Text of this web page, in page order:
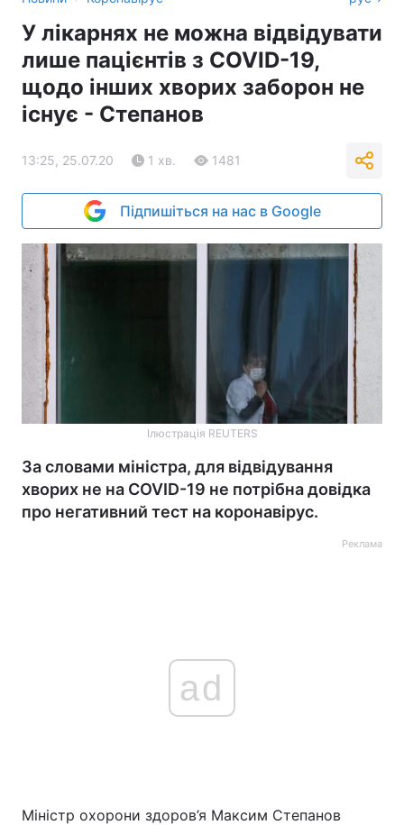
У лікарнях не можна відвідувати
лише пацієнтів з COVID-19,
щодо інших хворих заборон не
існує - Степанов
13:25, 25.07.20 1 хв. 1481
Підпишіться на нас в Google
Ілюстрація REUTERS
За словами міністра, для відвідування
хворих не на COVID-19 не потрібна довідка
про негативний тест на коронавірус.
Реклама
ad
Міністр охорони здоров’я Максим Степанов